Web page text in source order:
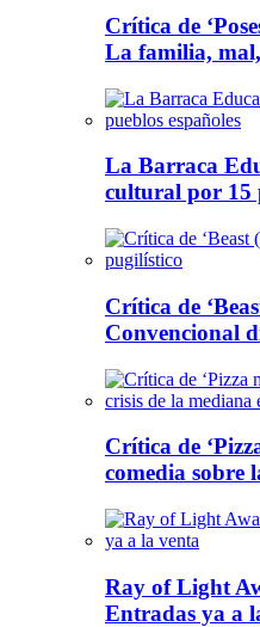
Crítica de
La familia,
La Barraca
cultural por 15
Crítica de
Convencional
Crítica de
comedia sobre
Ray of Light
Entradas ya a